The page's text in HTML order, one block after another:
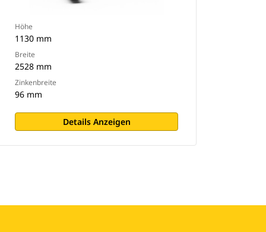
Höhe
1130 mm
Breite
2528 mm
Zinkenbreite
96 mm
Details Anzeigen